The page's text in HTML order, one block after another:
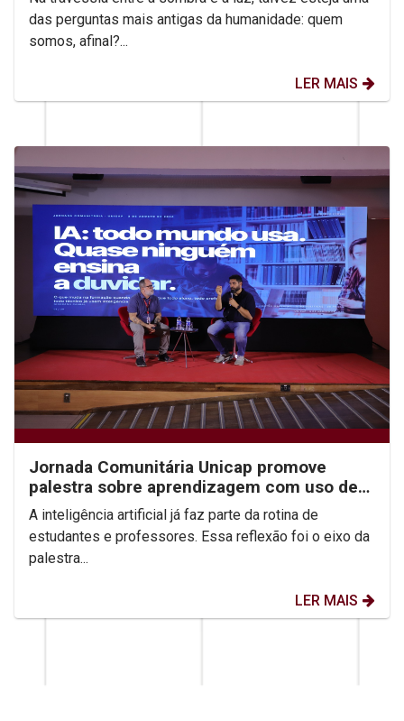
das perguntas mais antigas da humanidade: quem
somos, afinal?...
LER MAIS
Jornada Comunitária Unicap promove
palestra sobre aprendizagem com uso de
IA
A inteligência artificial já faz parte da rotina de
estudantes e professores. Essa reflexão foi o eixo da
palestra...
LER MAIS